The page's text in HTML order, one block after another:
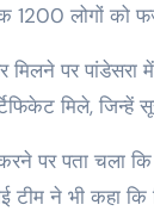
1200 लोगों को
पर पांडेसरा
मिले, जिन्हें
पर पता चला कि
टीम ने भी कहा कि